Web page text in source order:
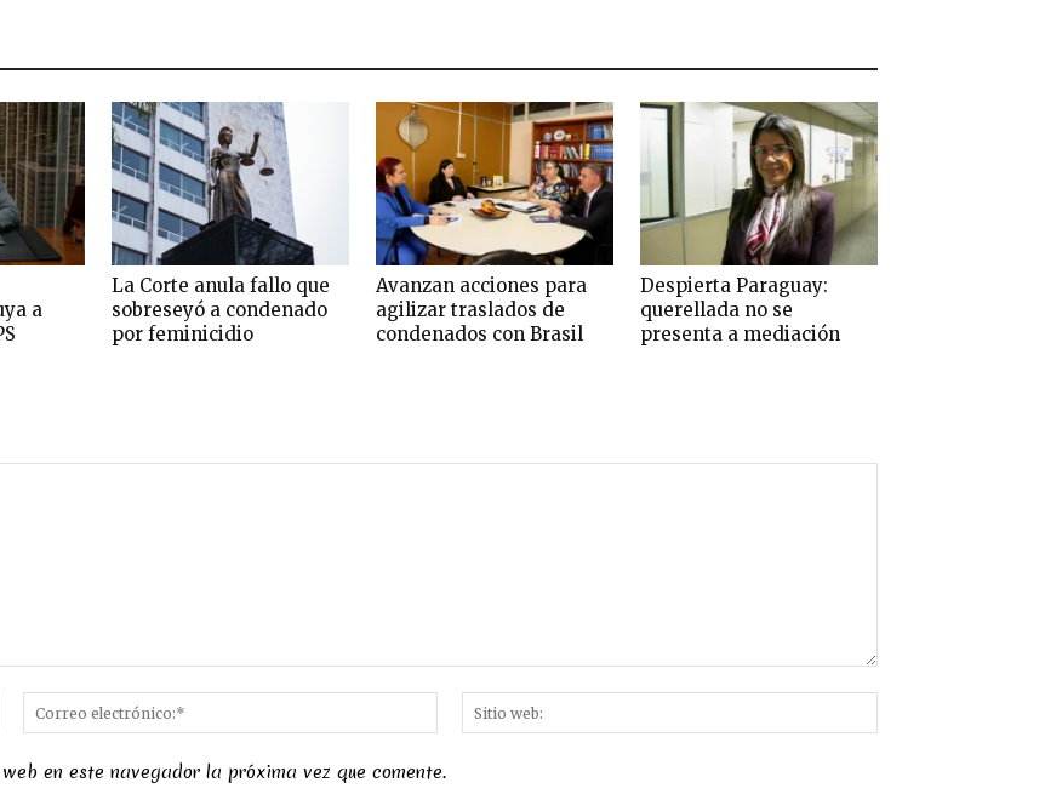
a
La Corte anula fallo que
sobreseyó a condenado
por feminicidio
Avanzan acciones para
agilizar traslados de
condenados con Brasil
Despierta Paraguay:
querellada no se
presenta a mediación
Nombre:*
Correo
electrónico:*
web:
en este navegador la próxima vez que comente.